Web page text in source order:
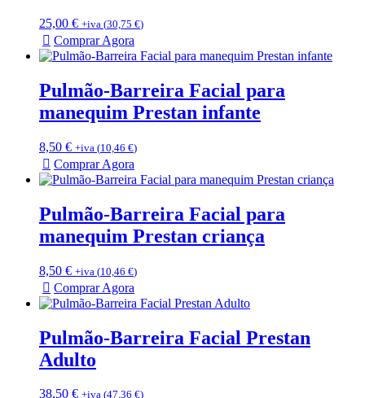
25,00 € +iva (30,75 €)
Comprar Agora
Pulmão-Barreira Facial para
manequim Prestan infante
8,50 € +iva (10,46 €)
Comprar Agora
Pulmão-Barreira Facial para
manequim Prestan criança
8,50 € +iva (10,46 €)
Comprar Agora
Pulmão-Barreira Facial Prestan
Adulto
38,50 € +iva (47,36 €)